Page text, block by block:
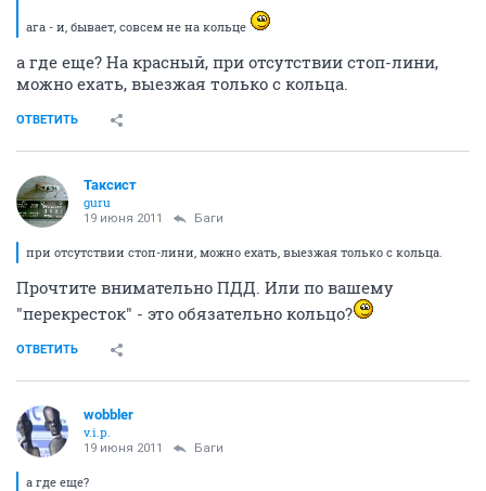
ага - и, бывает, совсем не на кольце
а где еще? На красный, при отсутствии стоп-лини,
можно ехать, выезжая только с кольца.
ОТВЕТИТЬ
Таксист
guru
19 июня 2011 Баги
при отсутствии стоп-лини, можно ехать, выезжая только с кольца.
Прочтите внимательно ПДД. Или по вашему
"перекресток" - это обязательно кольцо?
ОТВЕТИТЬ
wobbler
v.i.p.
19 июня 2011 Баги
а где еще?